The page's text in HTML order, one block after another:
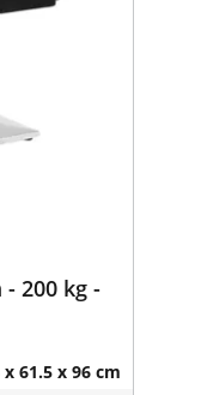
200 kg -
x 61.5 x 96 cm